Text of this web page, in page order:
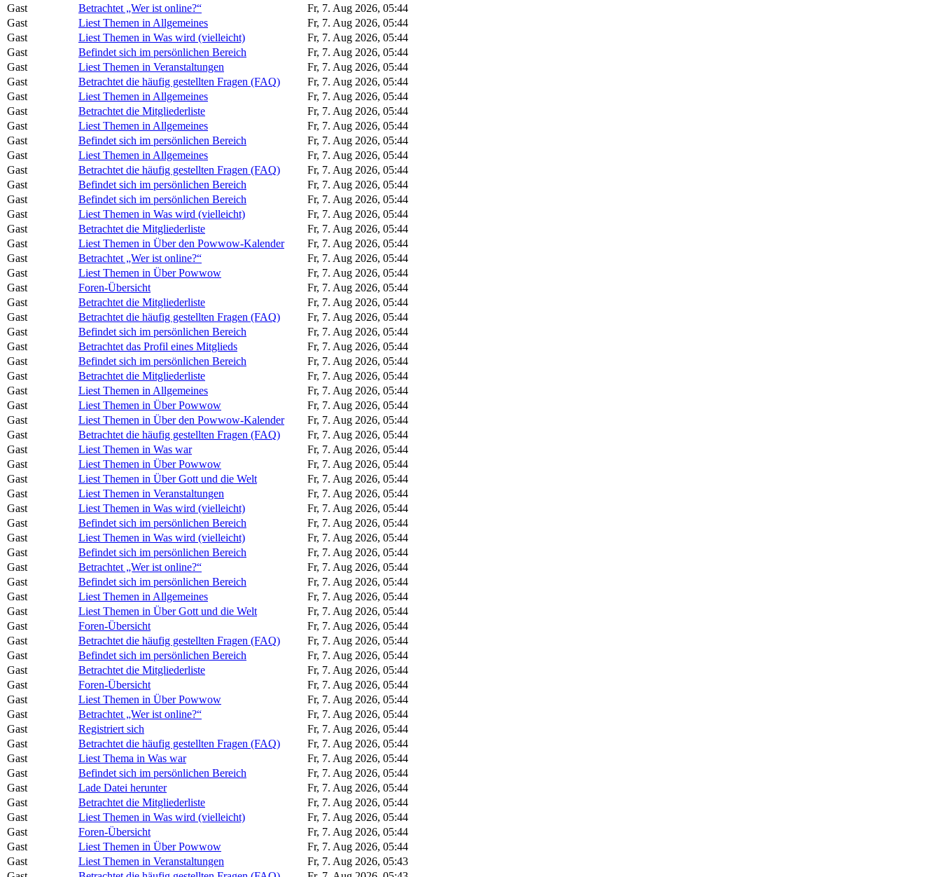
Gast
Betrachtet „Wer ist online?“
Fr, 7. Aug 2026, 05:44
Gast
Liest Themen in Allgemeines
Fr, 7. Aug 2026, 05:44
Gast
Liest Themen in Was wird (vielleicht)
Fr, 7. Aug 2026, 05:44
Gast
Befindet sich im persönlichen Bereich
Fr, 7. Aug 2026, 05:44
Gast
Liest Themen in Veranstaltungen
Fr, 7. Aug 2026, 05:44
Gast
Betrachtet die häufig gestellten Fragen (FAQ)
Fr, 7. Aug 2026, 05:44
Gast
Liest Themen in Allgemeines
Fr, 7. Aug 2026, 05:44
Gast
Betrachtet die Mitgliederliste
Fr, 7. Aug 2026, 05:44
Gast
Liest Themen in Allgemeines
Fr, 7. Aug 2026, 05:44
Gast
Befindet sich im persönlichen Bereich
Fr, 7. Aug 2026, 05:44
Gast
Liest Themen in Allgemeines
Fr, 7. Aug 2026, 05:44
Gast
Betrachtet die häufig gestellten Fragen (FAQ)
Fr, 7. Aug 2026, 05:44
Gast
Befindet sich im persönlichen Bereich
Fr, 7. Aug 2026, 05:44
Gast
Befindet sich im persönlichen Bereich
Fr, 7. Aug 2026, 05:44
Gast
Liest Themen in Was wird (vielleicht)
Fr, 7. Aug 2026, 05:44
Gast
Betrachtet die Mitgliederliste
Fr, 7. Aug 2026, 05:44
Gast
Liest Themen in Über den Powwow-Kalender
Fr, 7. Aug 2026, 05:44
Gast
Betrachtet „Wer ist online?“
Fr, 7. Aug 2026, 05:44
Gast
Liest Themen in Über Powwow
Fr, 7. Aug 2026, 05:44
Gast
Foren-Übersicht
Fr, 7. Aug 2026, 05:44
Gast
Betrachtet die Mitgliederliste
Fr, 7. Aug 2026, 05:44
Gast
Betrachtet die häufig gestellten Fragen (FAQ)
Fr, 7. Aug 2026, 05:44
Gast
Befindet sich im persönlichen Bereich
Fr, 7. Aug 2026, 05:44
Gast
Betrachtet das Profil eines Mitglieds
Fr, 7. Aug 2026, 05:44
Gast
Befindet sich im persönlichen Bereich
Fr, 7. Aug 2026, 05:44
Gast
Betrachtet die Mitgliederliste
Fr, 7. Aug 2026, 05:44
Gast
Liest Themen in Allgemeines
Fr, 7. Aug 2026, 05:44
Gast
Liest Themen in Über Powwow
Fr, 7. Aug 2026, 05:44
Gast
Liest Themen in Über den Powwow-Kalender
Fr, 7. Aug 2026, 05:44
Gast
Betrachtet die häufig gestellten Fragen (FAQ)
Fr, 7. Aug 2026, 05:44
Gast
Liest Themen in Was war
Fr, 7. Aug 2026, 05:44
Gast
Liest Themen in Über Powwow
Fr, 7. Aug 2026, 05:44
Gast
Liest Themen in Über Gott und die Welt
Fr, 7. Aug 2026, 05:44
Gast
Liest Themen in Veranstaltungen
Fr, 7. Aug 2026, 05:44
Gast
Liest Themen in Was wird (vielleicht)
Fr, 7. Aug 2026, 05:44
Gast
Befindet sich im persönlichen Bereich
Fr, 7. Aug 2026, 05:44
Gast
Liest Themen in Was wird (vielleicht)
Fr, 7. Aug 2026, 05:44
Gast
Befindet sich im persönlichen Bereich
Fr, 7. Aug 2026, 05:44
Gast
Betrachtet „Wer ist online?“
Fr, 7. Aug 2026, 05:44
Gast
Befindet sich im persönlichen Bereich
Fr, 7. Aug 2026, 05:44
Gast
Liest Themen in Allgemeines
Fr, 7. Aug 2026, 05:44
Gast
Liest Themen in Über Gott und die Welt
Fr, 7. Aug 2026, 05:44
Gast
Foren-Übersicht
Fr, 7. Aug 2026, 05:44
Gast
Betrachtet die häufig gestellten Fragen (FAQ)
Fr, 7. Aug 2026, 05:44
Gast
Befindet sich im persönlichen Bereich
Fr, 7. Aug 2026, 05:44
Gast
Betrachtet die Mitgliederliste
Fr, 7. Aug 2026, 05:44
Gast
Foren-Übersicht
Fr, 7. Aug 2026, 05:44
Gast
Liest Themen in Über Powwow
Fr, 7. Aug 2026, 05:44
Gast
Betrachtet „Wer ist online?“
Fr, 7. Aug 2026, 05:44
Gast
Registriert sich
Fr, 7. Aug 2026, 05:44
Gast
Betrachtet die häufig gestellten Fragen (FAQ)
Fr, 7. Aug 2026, 05:44
Gast
Liest Thema in Was war
Fr, 7. Aug 2026, 05:44
Gast
Befindet sich im persönlichen Bereich
Fr, 7. Aug 2026, 05:44
Gast
Lade Datei herunter
Fr, 7. Aug 2026, 05:44
Gast
Betrachtet die Mitgliederliste
Fr, 7. Aug 2026, 05:44
Gast
Liest Themen in Was wird (vielleicht)
Fr, 7. Aug 2026, 05:44
Gast
Foren-Übersicht
Fr, 7. Aug 2026, 05:44
Gast
Liest Themen in Über Powwow
Fr, 7. Aug 2026, 05:44
Gast
Liest Themen in Veranstaltungen
Fr, 7. Aug 2026, 05:43